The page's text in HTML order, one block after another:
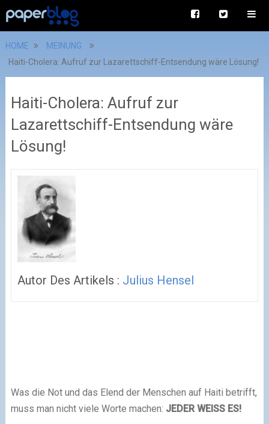
HOME
MEINUNG
Haiti-Cholera: Aufruf zur Lazarettschiff-Entsendung wäre Lösung!
Haiti-Cholera: Aufruf zur
Lazarettschiff-Entsendung wäre
Lösung!
Autor Des Artikels : Julius Hensel
Was die Not und das Elend der Menschen auf Haiti betrifft,
muss man nicht viele Worte machen: JEDER WEISS ES!